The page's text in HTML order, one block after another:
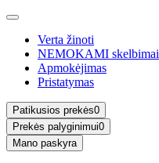
Verta žinoti
NEMOKAMI skelbimai
Apmokėjimas
Pristatymas
Patikusios prekės0
Prekės palyginimui0
Mano paskyra